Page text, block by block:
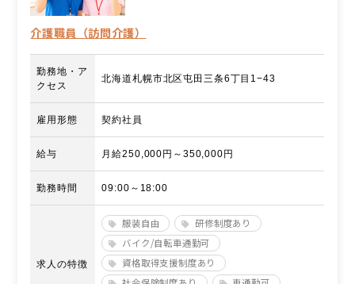
介護職員（訪問介護）
勤務地・ア
クセス
北海道札幌市北区屯田三条6丁目1−43
雇用形態 契約社員
給与 月給250,000円～350,000円
勤務時間 09:00～18:00
求人の特徴
服装自由
研修制度あり
バイク/自転車通勤可
資格取得支援制度あり